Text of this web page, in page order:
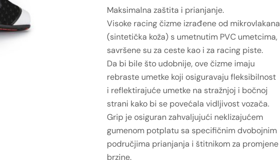
Maksimalna zaštita i prianjanje.
Visoke racing čizme izrađene od mikrovlakana
(sintetička koža) s umetnutim PVC umetcima,
savršene su za ceste kao i za racing piste.
Da bi bile što udobnije, ove čizme imaju
rebraste umetke koji osiguravaju fleksibilnost
i reflektirajuće umetke na stražnjoj i bočnoj
strani kako bi se povećala vidljivost vozača.
Grip je osiguran zahvaljujući neklizajućem
gumenom potplatu sa specifičnim dvobojnim
područjima prianjanja i štitnikom za promjene
brzine.